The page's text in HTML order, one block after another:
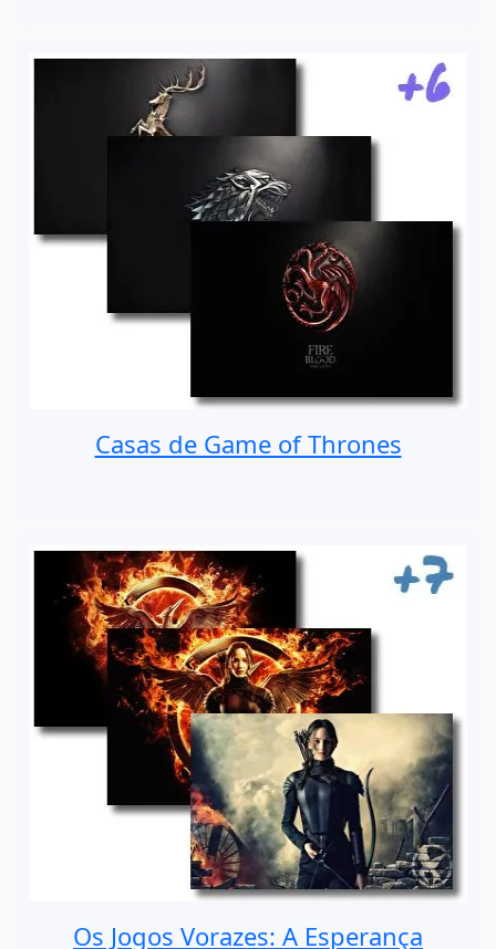
Casas de Game of Thrones
Os Jogos Vorazes: A Esperança